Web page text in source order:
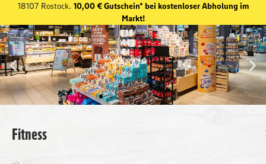
18107 Rostock. 10,00 € Gutschein* bei kostenloser Abholung im
Markt!
Fitness